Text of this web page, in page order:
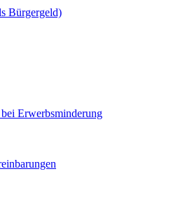
Bürgergeld)
Erwerbsminderung